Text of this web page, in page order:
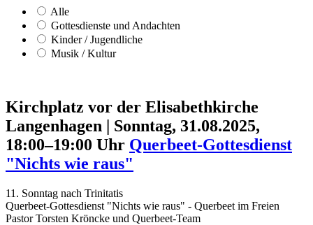
Alle
Gottesdienste und Andachten
Kinder / Jugendliche
Musik / Kultur
Kirchplatz vor der Elisabethkirche
Langenhagen | Sonntag, 31.08.2025,
18:00–19:00 Uhr Querbeet-Gottesdienst
"Nichts wie raus"
11. Sonntag nach Trinitatis
Querbeet-Gottesdienst "Nichts wie raus" - Querbeet im Freien
Pastor Torsten Kröncke und Querbeet-Team